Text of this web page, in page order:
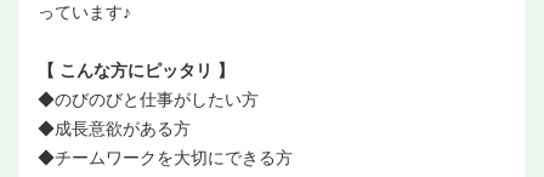
っています♪
【 こんな方にピッタリ 】
◆のびのびと仕事がしたい方
◆成長意欲がある方
◆チームワークを大切にできる方